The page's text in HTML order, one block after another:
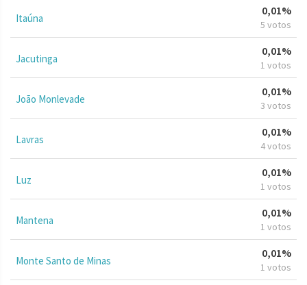
Itaúna
0,01%
5 votos
Jacutinga
0,01%
1 votos
João Monlevade
0,01%
3 votos
Lavras
0,01%
4 votos
Luz
0,01%
1 votos
Mantena
0,01%
1 votos
Monte Santo de Minas
0,01%
1 votos